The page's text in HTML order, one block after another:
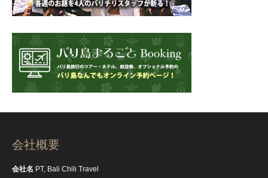
会社概要
会社名 PT, Bali Chili Travel